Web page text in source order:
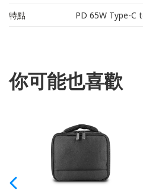
特點
PD 65W Type-C
你可能也喜歡